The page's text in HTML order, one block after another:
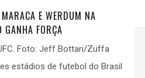
E WERDUM NA
GANHA FORÇA
Foto: Jeff Bottari/Zuffa
estádios de futebol do Brasil